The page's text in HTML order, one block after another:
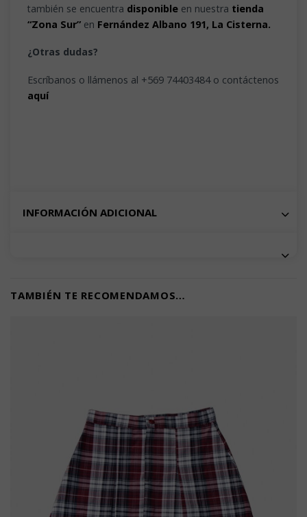
también se encuentra disponible en nuestra tienda
“Zona Sur” en Fernández Albano 191, La Cisterna.
¿Otras dudas?
Escríbanos o llámenos al +569 74403484 o contáctenos
aquí
INFORMACIÓN ADICIONAL
TAMBIÉN TE RECOMENDAMOS…